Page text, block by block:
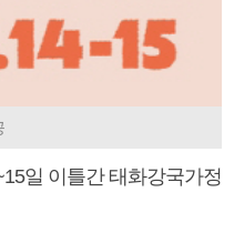
일 이틀간 태화강국가정